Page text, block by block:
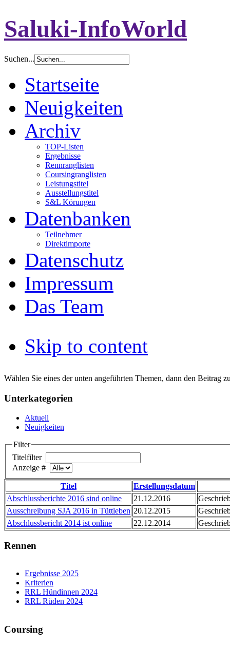
Saluki-InfoWorld
Suchen...
Startseite
Neuigkeiten
Archiv
TOP-Listen
Ergebnisse
Rennranglisten
Coursingranglisten
Leistungstitel
Ausstellungstitel
S&L Körungen
Datenbanken
Teilnehmer
Direktimporte
Datenschutz
Impressum
Das Team
Skip to content
Wählen Sie eines der unten angeführten Themen, dann den Beitrag
Unterkategorien
Aktuell
Neuigkeiten
Filter
Titelfilter
Anzeige #
Titel
Erstellungsdatum
Abschlussberichte 2016 sind online
21.12.2016
Ausschreibung SJA 2016 in Tüttleben 20.12.2015
Abschlussbericht 2014 ist online
22.12.2014
Rennen
Ergebnisse 2025
Kriterien
RRL Hündinnen 2024
RRL Rüden 2024
Coursing